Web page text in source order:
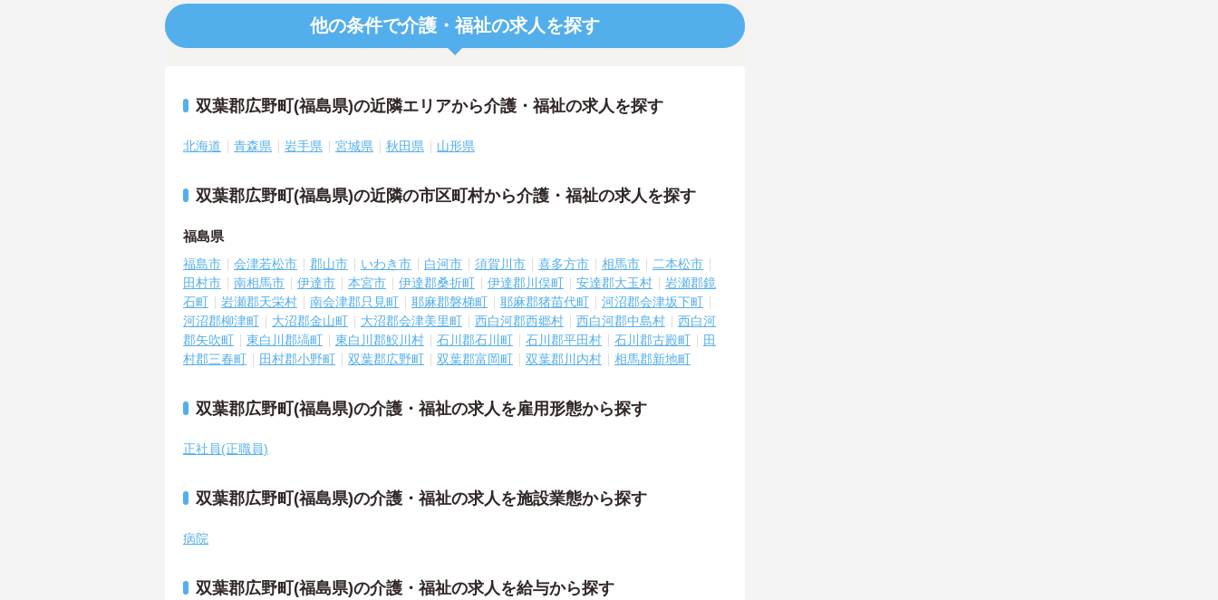
他の条件で介護・福祉の求人を探す
双葉郡広野町(福島県)の近隣エリアから介護・福祉の求人を探す
北海道 青森県 岩手県 宮城県 秋田県 山形県
双葉郡広野町(福島県)の近隣の市区町村から介護・福祉の求人を探す
福島県
福島市 会津若松市 郡山市 いわき市 白河市 須賀川市 喜多方市 相馬市
二本松市
田村市
南相馬市 伊達市 本宮市 伊達郡桑折町 伊達郡川俣町 安達郡大玉村
岩瀬郡鏡
石町
岩瀬郡天栄村 南会津郡只見町 耶麻郡磐梯町 耶麻郡猪苗代町
河沼郡会津坂下町
河沼郡柳津町
大沼郡金山町 大沼郡会津美里町 西白河郡西郷村 西白河郡中島村
西白河
郡矢吹町
東白川郡塙町 東白川郡鮫川村 石川郡石川町 石川郡平田村 石川郡古殿町
田
村郡三春町
田村郡小野町 双葉郡広野町 双葉郡富岡町 双葉郡川内村 相馬郡新地町
双葉郡広野町(福島県)の介護・福祉の求人を雇用形態から探す
正社員(正職員)
双葉郡広野町(福島県)の介護・福祉の求人を施設業態から探す
病院
双葉郡広野町(福島県)の介護・福祉の求人を給与から探す